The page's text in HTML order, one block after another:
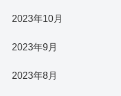
2023年10月
2023年9月
2023年8月